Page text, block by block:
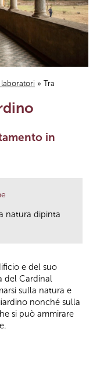
» Tra
in
natura dipinta
e del suo
del Cardinal
sulla natura e
nonché sulla
si può ammirare